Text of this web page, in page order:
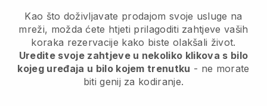
Kao što doživljavate prodajom svoje usluge na
mreži, možda ćete htjeti prilagoditi zahtjeve vaših
koraka rezervacije kako biste olakšali život.
Uredite svoje zahtjeve u nekoliko klikova s bilo
kojeg uređaja u bilo kojem trenutku - ne morate
biti genij za kodiranje.